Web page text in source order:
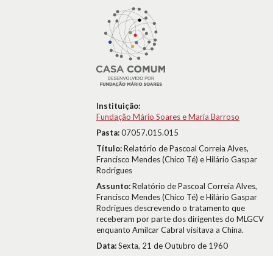
Instituição:
Fundação Mário Soares e Maria Barroso
Pasta:07057.015.015
Título:Relatório de Pascoal Correia Alves,
Francisco Mendes (Chico Té) e Hilário Gaspar
Rodrigues
Assunto:Relatório de Pascoal Correia Alves,
Francisco Mendes (Chico Té) e Hilário Gaspar
Rodrigues descrevendo o tratamento que
receberam por parte dos dirigentes do MLGCV
enquanto Amílcar Cabral visitava a China.
Data:Sexta, 21 de Outubro de 1960